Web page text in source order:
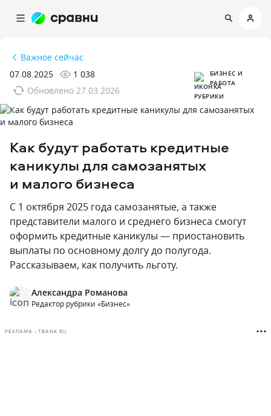
Важное сейчас
07.08.2025
1 038
Обновлено 27.03.2026
БИЗНЕС И
РАБОТА
Как будут работать кредитные
каникулы для самозанятых
и малого бизнеса
С 1 октября 2025 года самозанятые‚ а также
представители малого и среднего бизнеса смогут
оформить кредитные каникулы — приостановить
выплаты по основному долгу до полугода.
Рассказываем‚ как получить льготу.
Александра Романова
Редактор рубрики «Бизнес»
РЕКЛАМА • TBANK.RU